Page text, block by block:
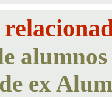
ex